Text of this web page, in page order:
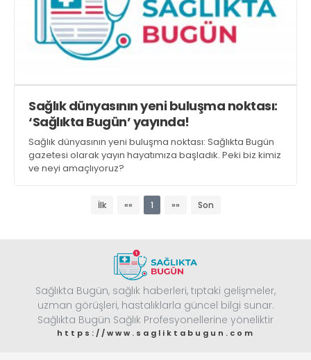
Sağlık dünyasının yeni buluşma noktası:
‘Sağlıkta Bugün’ yayında!
Sağlık dünyasının yeni buluşma noktası: Sağlıkta Bugün
gazetesi olarak yayın hayatımıza başladık. Peki biz kimiz
ve neyi amaçlıyoruz?
İlk «« 1 »» Son
Sağlıkta Bugün, sağlık haberleri, tıptaki gelişmeler,
uzman görüşleri, hastalıklarla güncel bilgi sunar.
Sağlıkta Bugün Sağlık Profesyonellerine yöneliktir
https://www.sagliktabugun.com